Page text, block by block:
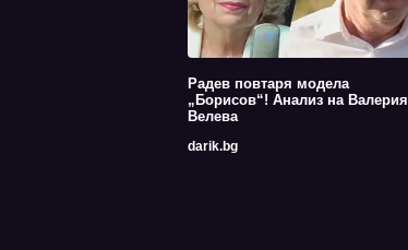
Радев повтаря модела
„Борисов“! Анализ на Валерия
Велева
darik.bg